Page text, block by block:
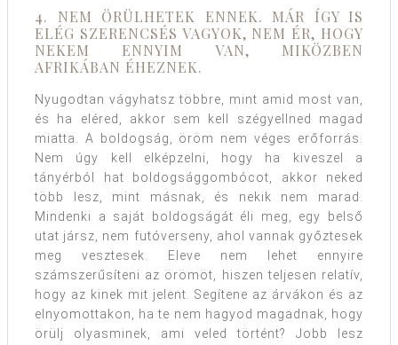
4. NEM ÖRÜLHETEK ENNEK. MÁR ÍGY IS
ELÉG SZERENCSÉS VAGYOK, NEM ÉR, HOGY
NEKEM ENNYIM VAN, MIKÖZBEN
AFRIKÁBAN ÉHEZNEK.
Nyugodtan vágyhatsz többre, mint amid most van,
és ha eléred, akkor sem kell szégyellned magad
miatta. A boldogság, öröm nem véges erőforrás.
Nem úgy kell elképzelni, hogy ha kiveszel a
tányérból hat boldogsággombócot, akkor neked
több lesz, mint másnak, és nekik nem marad.
Mindenki a saját boldogságát éli meg, egy belső
utat jársz, nem futóverseny, ahol vannak győztesek
meg vesztesek. Eleve nem lehet ennyire
számszerűsíteni az örömöt, hiszen teljesen relatív,
hogy az kinek mit jelent. Segítene az árvákon és az
elnyomottakon, ha te nem hagyod magadnak, hogy
örülj olyasminek, ami veled történt? Jobb lesz